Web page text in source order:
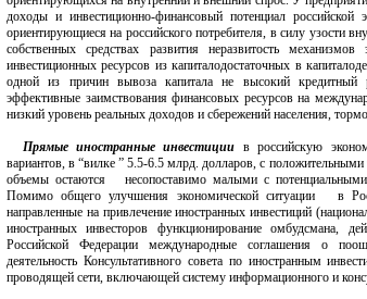
доходы и инвестиционно-финансовый потенциал
ориентирующиеся на российского потребителя, в силу узости
собственных средствах развития неразвитость
инвестиционных ресурсов из капиталодостаточных в
одной из причин вывоза капитала не высокий кредитный
эффективные заимствования финансовых ресурсов на
низкий уровень реальных доходов и сбережений населения,
Прямые иностранные инвестиции в российскую
вариантов, в “вилке ” 5.5-6.5 млрд. долларов, с
объемы остаются несопоставимо малыми с потенциальными
Помимо общего улучшения экономической ситуации в
направленные на привлечение иностранных инвестиций
иностранных инвесторов функционирование омбудсмана,
Российской Федерации международные соглашения о
деятельность Консультативного совета по иностранным
проводящей сети, включающей систему информационного и